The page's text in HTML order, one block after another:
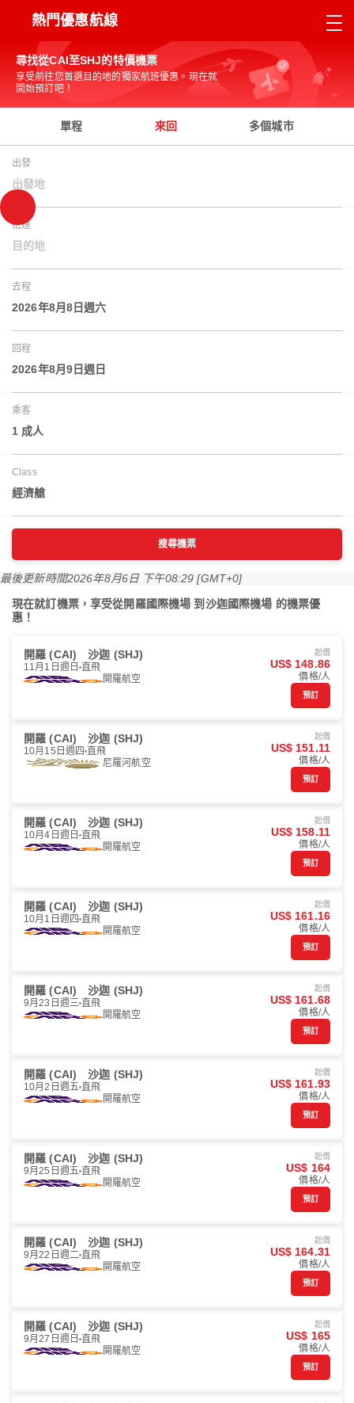
熱門優惠航線
尋找從CAI至SHJ的特價機票
享受前往您首選目的地的獨家航班優惠。現在就
開始預訂吧！
單程 來回 多個城市
出發
出發地
抵達
目的地
去程
2026年8月8日週六
回程
2026年8月9日週日
乘客
1 成人
Class
經濟艙
搜尋機票
最後更新時間2026年8月6日 下午08:29 [GMT+0]
現在就訂機票，享受從開羅國際機場 到沙迦國際機場 的機票優
惠！
開羅 (CAI) 沙迦 (SHJ)
11月1日週日 直飛
開羅航空
起價
US$ 148.86
價格/人
預訂
開羅 (CAI) 沙迦 (SHJ)
10月15日週四 直飛
尼羅河航空
起價
US$ 151.11
價格/人
預訂
開羅 (CAI) 沙迦 (SHJ)
10月4日週日 直飛
開羅航空
起價
US$ 158.11
價格/人
預訂
開羅 (CAI) 沙迦 (SHJ)
10月1日週四 直飛
開羅航空
起價
US$ 161.16
價格/人
預訂
開羅 (CAI) 沙迦 (SHJ)
9月23日週三 直飛
開羅航空
起價
US$ 161.68
價格/人
預訂
開羅 (CAI) 沙迦 (SHJ)
10月2日週五 直飛
開羅航空
起價
US$ 161.93
價格/人
預訂
開羅 (CAI) 沙迦 (SHJ)
9月25日週五 直飛
開羅航空
起價
US$ 164
價格/人
預訂
開羅 (CAI) 沙迦 (SHJ)
9月22日週二 直飛
開羅航空
起價
US$ 164.31
價格/人
預訂
開羅 (CAI) 沙迦 (SHJ)
9月27日週日 直飛
開羅航空
起價
US$ 165
價格/人
預訂